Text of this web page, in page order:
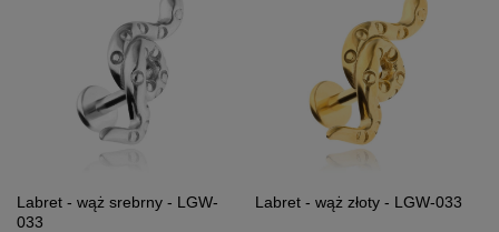
Labret - wąż srebrny - LGW-
033
Labret - wąż złoty - LGW-033